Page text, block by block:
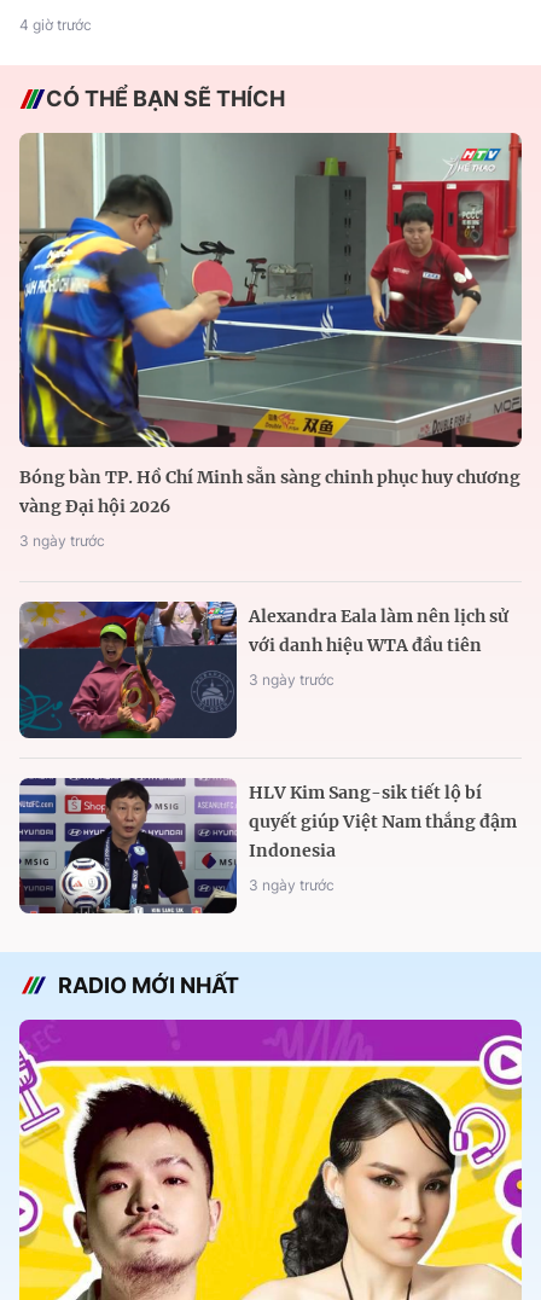
4 giờ trước
CÓ THỂ BẠN SẼ THÍCH
Bóng bàn TP. Hồ Chí Minh sẵn sàng chinh phục huy chương
vàng Đại hội 2026
3 ngày trước
Alexandra Eala làm nên lịch sử
với danh hiệu WTA đầu tiên
3 ngày trước
HLV Kim Sang-sik tiết lộ bí
quyết giúp Việt Nam thắng đậm
Indonesia
3 ngày trước
RADIO MỚI NHẤT